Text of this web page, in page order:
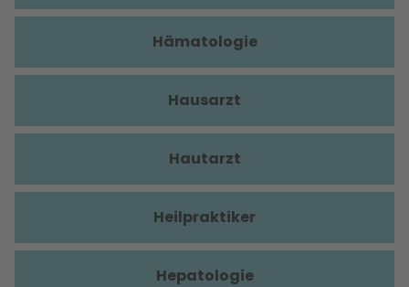
Hämatologie
Hausarzt
Hautarzt
Heilpraktiker
Hepatologie